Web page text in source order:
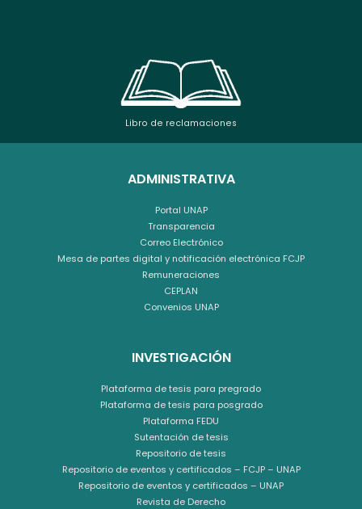
Libro de reclamaciones
ADMINISTRATIVA
Portal UNAP
Transparencia
Correo Electrónico
Mesa de partes digital y notificación electrónica FCJP
Remuneraciones
CEPLAN
Convenios UNAP
INVESTIGACIÓN
Plataforma de tesis para pregrado
Plataforma de tesis para posgrado
Plataforma FEDU
Sutentación de tesis
Repositorio de tesis
Repositorio de eventos y certificados – FCJP – UNAP
Repositorio de eventos y certificados – UNAP
Revista de Derecho